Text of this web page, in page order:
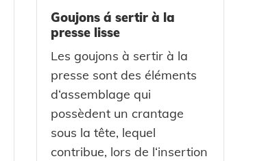
Goujons á sertir à la
presse lisse
Les goujons à sertir à la
presse sont des éléments
d‘assemblage qui
possèdent un crantage
sous la tête, lequel
contribue, lors de l‘insertion